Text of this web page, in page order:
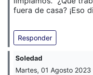
fuera de casa? ¡Eso
Responder
Soledad
Martes, 01 Agosto